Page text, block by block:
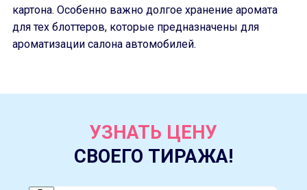
картона. Особенно важно долгое хранение аромата
для тех блоттеров, которые предназначены для
ароматизации салона автомобилей.
УЗНАТЬ ЦЕНУ
СВОЕГО ТИРАЖА!